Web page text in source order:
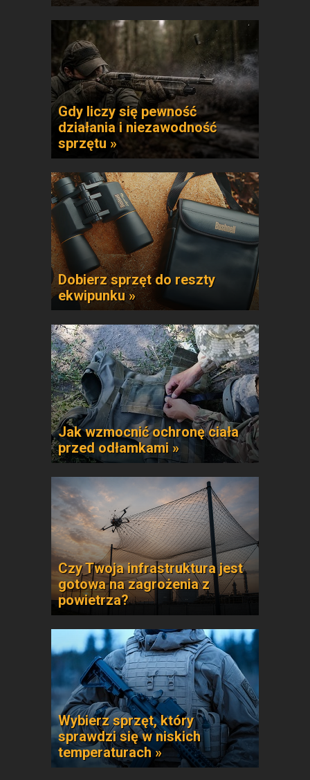
Gdy liczy się pewność
działania i niezawodność
sprzętu »
Dobierz sprzęt do reszty
ekwipunku »
Jak wzmocnić ochronę ciała
przed odłamkami »
Czy Twoja infrastruktura jest
gotowa na zagrożenia z
powietrza?
Wybierz sprzęt, który
sprawdzi się w niskich
temperaturach »